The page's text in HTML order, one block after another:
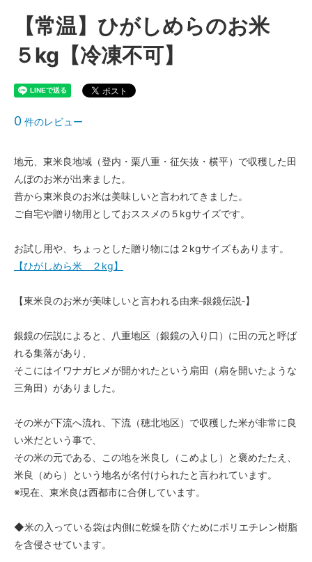
【常温】ひがしめらのお米
５kg【冷凍不可】
0 件のレビュー
地元、東米良地域（登内・栗八重・征矢抜・横平）で収穫した田
んぼのお米が出来ました。
昔から東米良のお米は美味しいと言われてきました。
ご自宅や贈り物用としておススメの５kgサイズです。
お試し用や、ちょっとした贈り物には２kgサイズもあります。
【ひがしめら米 ２kg】
【東米良のお米が美味しいと言われる由来‐銀鏡伝説‐】
銀鏡の伝説によると、八重地区（銀鏡の入り口）に田の元と呼ば
れる集落があり、
そこにはイワナガヒメが開かれたという扇田（扇を開いたような
三角田）がありました。
その米が下流へ流れ、下流（穂北地区）で収穫した米が非常に良
い米だという事で、
その米の元である、この地を米良し（こめよし）と褒めたたえ、
米良（めら）という地名が名付けられたと言われています。
※現在、東米良は西都市に合併しています。
◆米の入っている袋は内側に乾燥を防ぐためにポリエチレン樹脂
を含侵させています。